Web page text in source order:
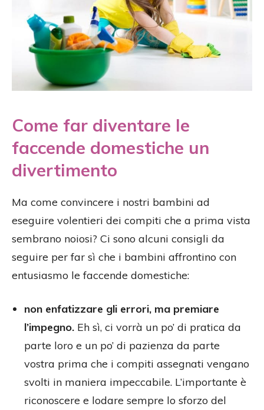
Come far diventare le
faccende domestiche un
divertimento
Ma come convincere i nostri bambini ad
eseguire volentieri dei compiti che a prima vista
sembrano noiosi? Ci sono alcuni consigli da
seguire per far sì che i bambini affrontino con
entusiasmo le faccende domestiche:
non enfatizzare gli errori, ma premiare
l’impegno. Eh sì, ci vorrà un po’ di pratica da
parte loro e un po’ di pazienza da parte
vostra prima che i compiti assegnati vengano
svolti in maniera impeccabile. L’importante è
riconoscere e lodare sempre lo sforzo del